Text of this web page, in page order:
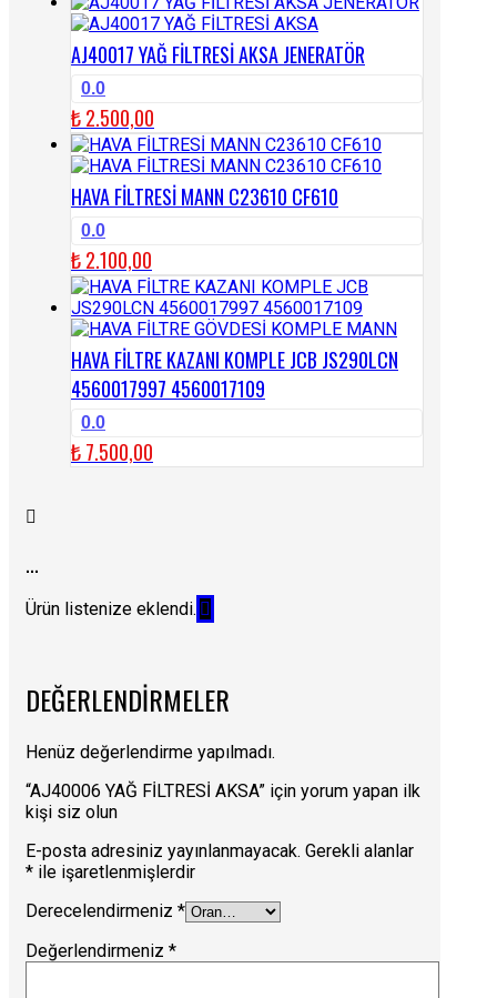
AJ40017 YAĞ FİLTRESİ AKSA JENERATÖR
0.0
₺2.500,00
HAVA FİLTRESİ MANN C23610 CF610
0.0
₺2.100,00
HAVA FİLTRE KAZANI KOMPLE JCB JS290LCN
4560017997 4560017109
0.0
₺7.500,00
...
Ürün listenize eklendi.
DEĞERLENDIRMELER
Henüz değerlendirme yapılmadı.
“AJ40006 YAĞ FİLTRESİ AKSA” için yorum yapan ilk
kişi siz olun
E-posta adresiniz yayınlanmayacak. Gerekli alanlar
* ile işaretlenmişlerdir
Derecelendirmeniz *
Değerlendirmeniz *